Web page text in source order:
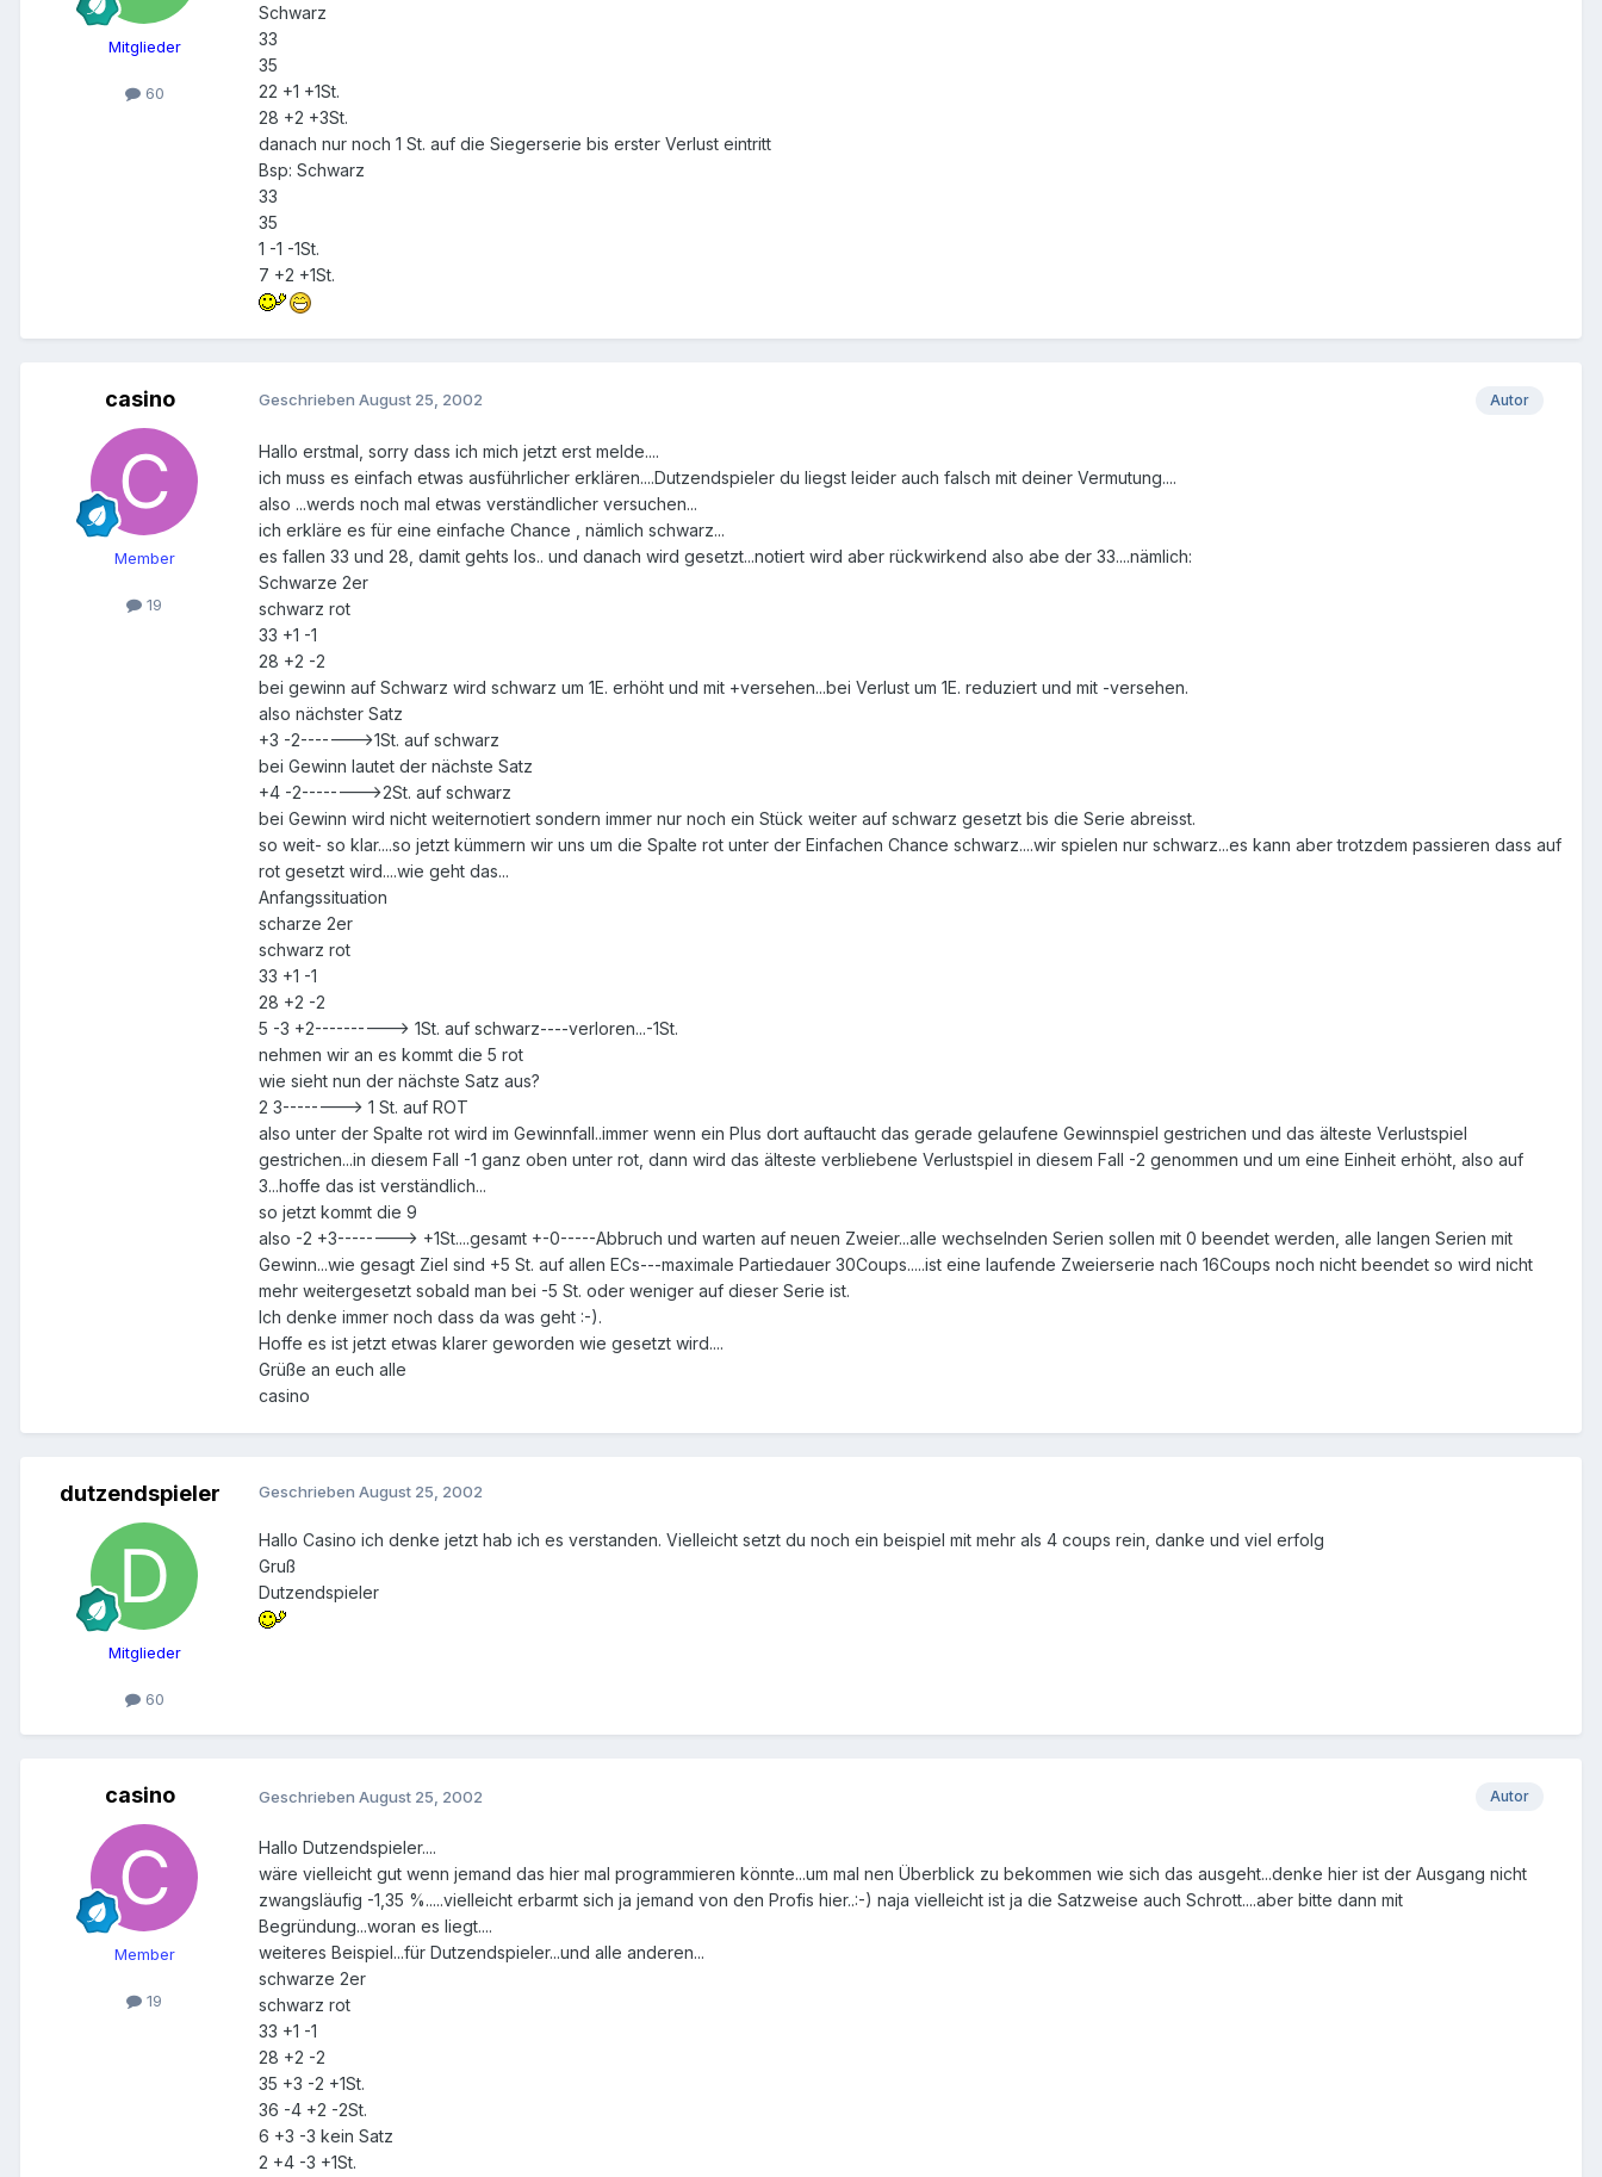
Mitglieder
60
Schwarz
33
35
22 +1 +1St.
28 +2 +3St.
danach nur noch 1 St. auf die Siegerserie bis erster Verlust eintritt
Bsp: Schwarz
33
35
1 -1 -1St.
7 +2 +1St.
casino
Member
19
Autor
Geschrieben August 25, 2002
Hallo erstmal, sorry dass ich mich jetzt erst melde....
ich muss es einfach etwas ausführlicher erklären....Dutzendspieler du liegst leider auch falsch mit deiner Vermutung....
also ...werds noch mal etwas verständlicher versuchen...
ich erkläre es für eine einfache Chance , nämlich schwarz...
es fallen 33 und 28, damit gehts los.. und danach wird gesetzt...notiert wird aber rückwirkend also abe der 33....nämlich:
Schwarze 2er
schwarz rot
33 +1 -1
28 +2 -2
bei gewinn auf Schwarz wird schwarz um 1E. erhöht und mit +versehen...bei Verlust um 1E. reduziert und mit -versehen.
also nächster Satz
+3 -2------->1St. auf schwarz
bei Gewinn lautet der nächste Satz
+4 -2-------->2St. auf schwarz
bei Gewinn wird nicht weiternotiert sondern immer nur noch ein Stück weiter auf schwarz gesetzt bis die Serie abreisst.
so weit- so klar....so jetzt kümmern wir uns um die Spalte rot unter der Einfachen Chance schwarz....wir spielen nur schwarz...es kann aber trotzdem passieren dass auf
rot gesetzt wird....wie geht das...
Anfangssituation
scharze 2er
schwarz rot
33 +1 -1
28 +2 -2
5 -3 +2----------> 1St. auf schwarz----verloren...-1St.
nehmen wir an es kommt die 5 rot
wie sieht nun der nächste Satz aus?
2 3--------> 1 St. auf ROT
also unter der Spalte rot wird im Gewinnfall..immer wenn ein Plus dort auftaucht das gerade gelaufene Gewinnspiel gestrichen und das älteste Verlustspiel
gestrichen...in diesem Fall -1 ganz oben unter rot, dann wird das älteste verbliebene Verlustspiel in diesem Fall -2 genommen und um eine Einheit erhöht, also auf
3...hoffe das ist verständlich...
so jetzt kommt die 9
also -2 +3--------> +1St....gesamt +-0-----Abbruch und warten auf neuen Zweier...alle wechselnden Serien sollen mit 0 beendet werden, alle langen Serien mit
Gewinn...wie gesagt Ziel sind +5 St. auf allen ECs---maximale Partiedauer 30Coups.....ist eine laufende Zweierserie nach 16Coups noch nicht beendet so wird nicht
mehr weitergesetzt sobald man bei -5 St. oder weniger auf dieser Serie ist.
Ich denke immer noch dass da was geht :-).
Hoffe es ist jetzt etwas klarer geworden wie gesetzt wird....
Grüße an euch alle
casino
dutzendspieler
Mitglieder
60
Geschrieben August 25, 2002
Hallo Casino ich denke jetzt hab ich es verstanden. Vielleicht setzt du noch ein beispiel mit mehr als 4 coups rein, danke und viel erfolg
Gruß
Dutzendspieler
casino
Member
19
Autor
Geschrieben August 25, 2002
Hallo Dutzendspieler....
wäre vielleicht gut wenn jemand das hier mal programmieren könnte...um mal nen Überblick zu bekommen wie sich das ausgeht...denke hier ist der Ausgang nicht
zwangsläufig -1,35 %.....vielleicht erbarmt sich ja jemand von den Profis hier..:-) naja vielleicht ist ja die Satzweise auch Schrott....aber bitte dann mit
Begründung...woran es liegt....
weiteres Beispiel...für Dutzendspieler...und alle anderen...
schwarze 2er
schwarz rot
33 +1 -1
28 +2 -2
35 +3 -2 +1St.
36 -4 +2 -2St.
6 +3 -3 kein Satz
2 +4 -3 +1St.